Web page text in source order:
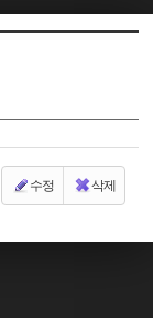
수정 삭제